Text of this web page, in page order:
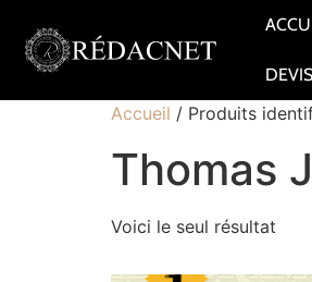
DEVIS
Accueil / Produits
Thomas
Voici le seul résultat